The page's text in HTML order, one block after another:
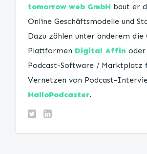
tomorrow web GmbH baut er
Online Geschäftsmodelle und
Dazu zählen unter anderem die
Plattformen Digital Affin
Podcast-Software / Marktplatz
Vernetzen von Podcast-
HalloPodcaster.